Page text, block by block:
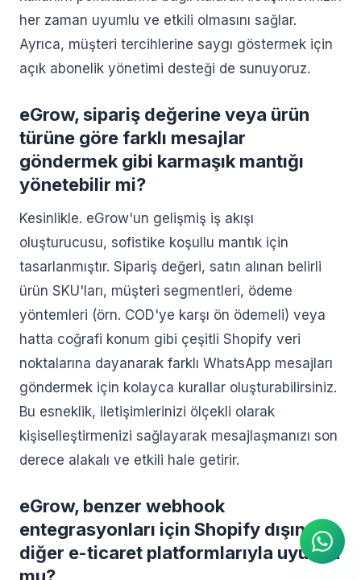
her zaman uyumlu ve etkili olmasını sağlar.
Ayrıca, müşteri tercihlerine saygı göstermek için
açık abonelik yönetimi desteği de sunuyoruz.
eGrow, sipariş değerine veya ürün
türüne göre farklı mesajlar
göndermek gibi karmaşık mantığı
yönetebilir mi?
Kesinlikle. eGrow'un gelişmiş iş akışı
oluşturucusu, sofistike koşullu mantık için
tasarlanmıştır. Sipariş değeri, satın alınan belirli
ürün SKU'ları, müşteri segmentleri, ödeme
yöntemleri (örn. COD'ye karşı ön ödemeli) veya
hatta coğrafi konum gibi çeşitli Shopify veri
noktalarına dayanarak farklı WhatsApp mesajları
göndermek için kolayca kurallar oluşturabilirsiniz.
Bu esneklik, iletişimlerinizi ölçekli olarak
kişiselleştirmenizi sağlayarak mesajlaşmanızı son
derece alakalı ve etkili hale getirir.
eGrow, benzer webhook
entegrasyonları için Shopify dışında
diğer e-ticaret platformlarıyla uyumlu
yanıtlar